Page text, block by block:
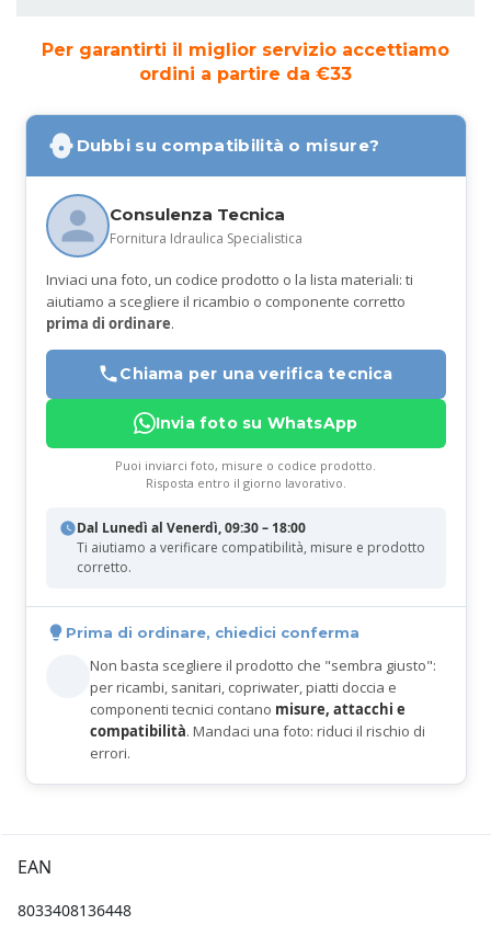
Per garantirti il miglior servizio accettiamo
ordini a partire da €33
Dubbi su compatibilità o misure?
Consulenza Tecnica
Fornitura Idraulica Specialistica
Inviaci una foto, un codice prodotto o la lista materiali: ti
aiutiamo a scegliere il ricambio o componente corretto
prima di ordinare.
Chiama per una verifica tecnica
Invia foto su WhatsApp
Puoi inviarci foto, misure o codice prodotto.
Risposta entro il giorno lavorativo.
Dal Lunedì al Venerdì, 09:30 – 18:00
Ti aiutiamo a verificare compatibilità, misure e prodotto
corretto.
Prima di ordinare, chiedici conferma
Non basta scegliere il prodotto che "sembra giusto":
per ricambi, sanitari, copriwater, piatti doccia e
componenti tecnici contano misure, attacchi e
compatibilità. Mandaci una foto: riduci il rischio di
errori.
EAN
8033408136448